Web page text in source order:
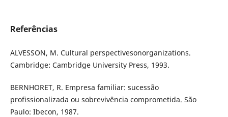
Referências
ALVESSON, M. Cultural perspectivesonorganizations.
Cambridge: Cambridge University Press, 1993.
BERNHORET, R. Empresa familiar: sucessão
profissionalizada ou sobrevivência comprometida. São
Paulo: Ibecon, 1987.